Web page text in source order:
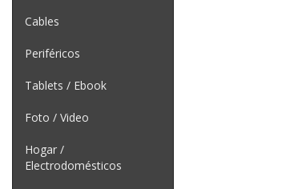
Cables
Periféricos
Tablets / Ebook
Foto / Video
Hogar /
Electrodomésticos